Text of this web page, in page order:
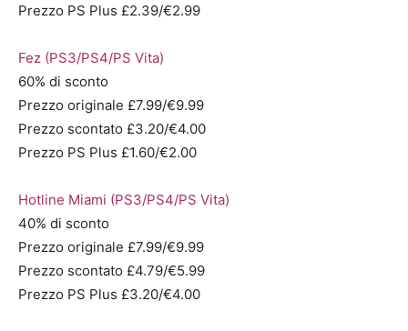
Prezzo PS Plus £2.39/€2.99
Fez (PS3/PS4/PS Vita)
60% di sconto
Prezzo originale £7.99/€9.99
Prezzo scontato £3.20/€4.00
Prezzo PS Plus £1.60/€2.00
Hotline Miami (PS3/PS4/PS Vita)
40% di sconto
Prezzo originale £7.99/€9.99
Prezzo scontato £4.79/€5.99
Prezzo PS Plus £3.20/€4.00